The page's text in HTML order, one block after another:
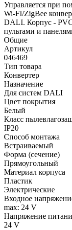
Управляется при
Wi-FI/ZigBee
DALI. Корпус -
пультами и
Общие
Артикул
046469
Тип товара
Конвертер
Назначение
Для систем DALI
Цвет покрытия
Белый
Класс
IP20
Способ монтажа
Встраиваемый
Форма (сечение)
Прямоугольный
Материал корпуса
Пластик
Электрические
Входное
max: 24 V
Напряжение
24 V